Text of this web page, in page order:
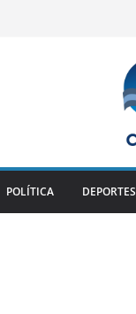
POLÍTICA DEPORTES